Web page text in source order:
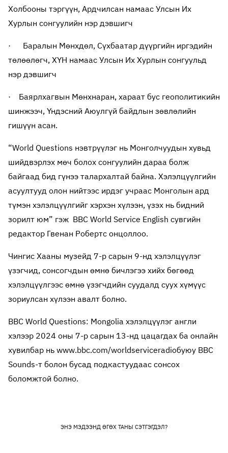
Холбооны тэргүүн, Ардчилсан намаас Улсын Их
Хурлын сонгуулийн нэр дэвшигч
· Баралын Мөнхдөл, Сүхбаатар дүүргийн иргэдийн
төлөөлөгч, ХҮН намаас Улсын Их Хурлын сонгуульд
нэр дэвшигч
· Баярлхагвын Мөнхнаран, хараат бус геополитикийн
шинжээч, Үндэсний Аюулгүй байдлын зөвлөлийн
гишүүн асан.
“World Questions нэвтрүүлэг нь Монголчуудын хувьд
шийдвэрлэх мөч болох сонгуулийн дараа болж
байгаад бид гүнээ талархалтай байна. Хэлэлцүүлгийн
асуултууд олон нийтээс ирдэг учраас Монголын ард
түмэн хэлэлцүүлгийг хэрхэн хүлээн, үзэх нь бидний
зорилт юм” гэж BBC World Service English сувгийн
редактор Гвенан Робертс онцоллоо.
Чингис Хааны музейд 7-р сарын 9-нд хэлэлцүүлэг
үзэгчид, сонсогчдын өмнө бичлэгээ хийх бөгөөд
хэлэлцүүлгээс өмнө үзэгчдийн суудалд суух хүмүүс
зориулсан хүлээн авалт болно.
BBC World Questions: Mongolia хэлэлцүүлэг англи
хэлээр 2024 оны 7-р сарын 13-нд цацагдах ба онлайн
хувилбар нь www.bbc.com/worldserviceradioбуюу BBC
Sounds-т болон бусад подкастуудаас сонсох
боломжтой болно.
ЭНЭ МЭДЭЭНД ӨГӨХ ТАНЫ СЭТГЭГДЭЛ?